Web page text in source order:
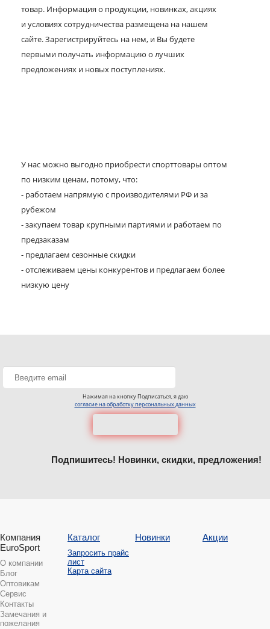
товар. Информация о продукции, новинках, акциях
и условиях сотрудничества размещена на нашем
сайте. Зарегистрируйтесь на нем, и Вы будете
первыми получать информацию о лучших
предложениях и новых поступлениях.
У нас можно выгодно приобрести спорттовары оптом
по низким ценам, потому, что:
- работаем напрямую с производителями РФ и за
рубежом
- закупаем товар крупными партиями и работаем по
предзаказам
- предлагаем сезонные скидки
- отслеживаем цены конкурентов и предлагаем более
низкую цену
Нажимая на кнопку Подписаться, я даю
согласие на обработку персональных данных
Подпишитесь! Новинки, скидки, предложения!
Компания
EuroSport
О компании
Блог
Оптовикам
Сервис
Контакты
Замечания и
пожелания
Каталог
Запросить прайс
лист
Карта сайта
Новинки Акции